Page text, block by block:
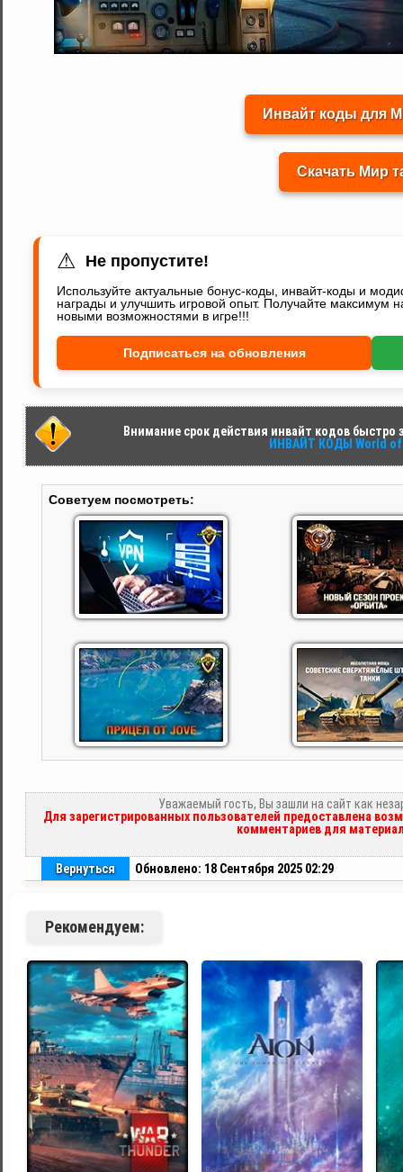
Инвайт коды для
Скачать Мир
⚠ Не пропустите!
Используйте актуальные бонус-коды, инвайт-коды и
награды и улучшить игровой опыт. Получайте максимум
новыми возможностями в игре!!!
Подписаться на обновления
Внимание срок действия инвайт кодов быстро
ИНВАЙТ КОДЫ World
Советуем посмотреть:
Уважаемый гость, Вы зашли на сайт как
Для зарегистрированных пользователей предоставлена
комментариев для
Вернуться Обновлено: 18 Сентября 2025 02:29
Рекомендуем: